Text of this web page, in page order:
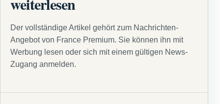
Der vollständige Artikel gehört zum Nachrichten-
Angebot von France Premium. Sie können ihn mit
Werbung lesen oder sich mit einem gültigen News-
Zugang anmelden.